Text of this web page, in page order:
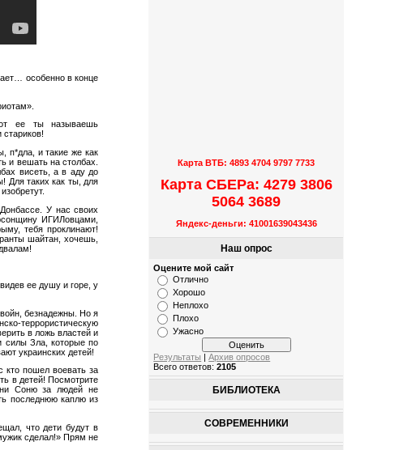
особенно в конце
ее ты называешь
п*дла, и такие же как
и вешать на столбах.
висеть, а в аду до
Для таких как ты, для
У нас своих
ИГИЛовцами,
тебя проклинают!
шайтан, хочешь,
ее душу и горе, у
безнадежны. Но я
террористическую
в ложь властей и
силы Зла, которые по
украинских детей!
пошел воевать за
в детей! Посмотрите
ни Соню за людей не
последнюю каплю из
что дети будут в
сделал!» Прям не
Карта ВТБ: 4893 4704 9797 7733
Карта СБЕРа: 4279 3806
5064 3689
Яндекс-деньги: 41001639043436
Наш опрос
Оцените мой сайт
Отлично
Хорошо
Неплохо
Плохо
Ужасно
Результаты |Архив опросов
Всего ответов:2105
БИБЛИОТЕКА
СОВРЕМЕННИКИ